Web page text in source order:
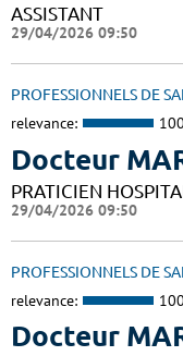
ASSISTANT
29/04/2026 09:50
PROFESSIONNELS DE
relevance:
Docteur
PRATICIEN
29/04/2026 09:50
PROFESSIONNELS DE
relevance:
Docteur